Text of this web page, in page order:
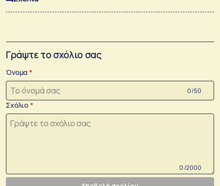
Γράψτε το σχόλιο σας
Όνομα
0 /50
Σχόλιο
0 /2000